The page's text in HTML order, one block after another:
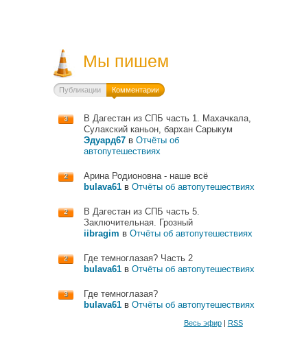
Мы пишем
Публикации Комментарии
3
В Дагестан из СПБ часть 1. Махачкала,
Сулакский каньон, бархан Сарыкум
Эдуард67в Отчёты об
автопутешествиях
2
Арина Родионовна - наше всё
bulava61в Отчёты об автопутешествиях
2
В Дагестан из СПБ часть 5.
Заключительная. Грозный
iibragim в Отчёты об автопутешествиях
2
Где темноглазая? Часть 2
bulava61в Отчёты об автопутешествиях
3
Где темноглазая?
bulava61в Отчёты об автопутешествиях
Весь эфир| RSS